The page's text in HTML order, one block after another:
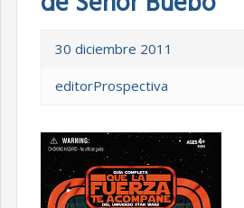
30 diciembre 2011
editorProspectiva